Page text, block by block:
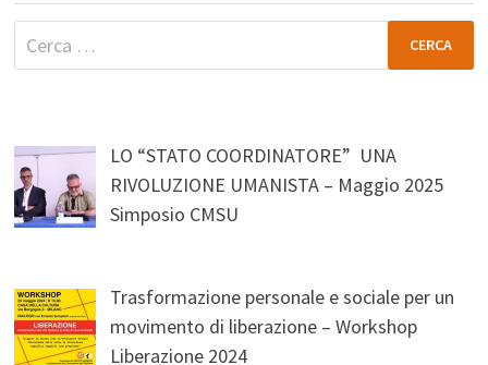
Ricerca
per:
LO “STATO COORDINATORE” UNA
RIVOLUZIONE UMANISTA – Maggio 2025
Simposio CMSU
Trasformazione personale e sociale per un
movimento di liberazione – Workshop
Liberazione 2024